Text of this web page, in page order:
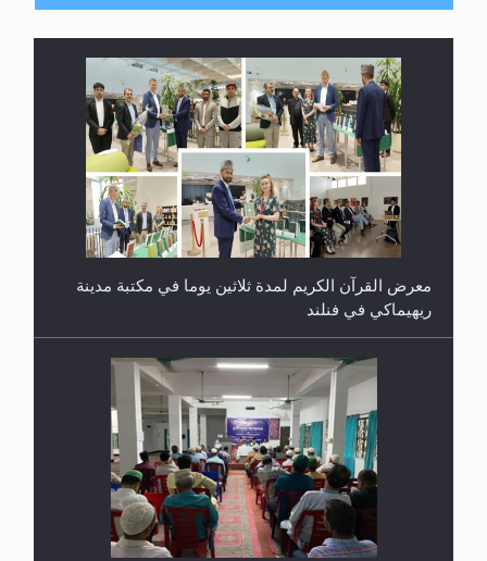
معرض القرآن الكريم لمدة ثلاثين يوما في مكتبة مدينة
ريهيماكي في فنلند